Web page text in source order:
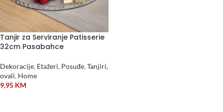
Tanjir za Serviranje Patisserie
32cm Pasabahce
Dekoracije, Etažeri, Posuđe, Tanjiri,
ovali, Home
9,95 KM